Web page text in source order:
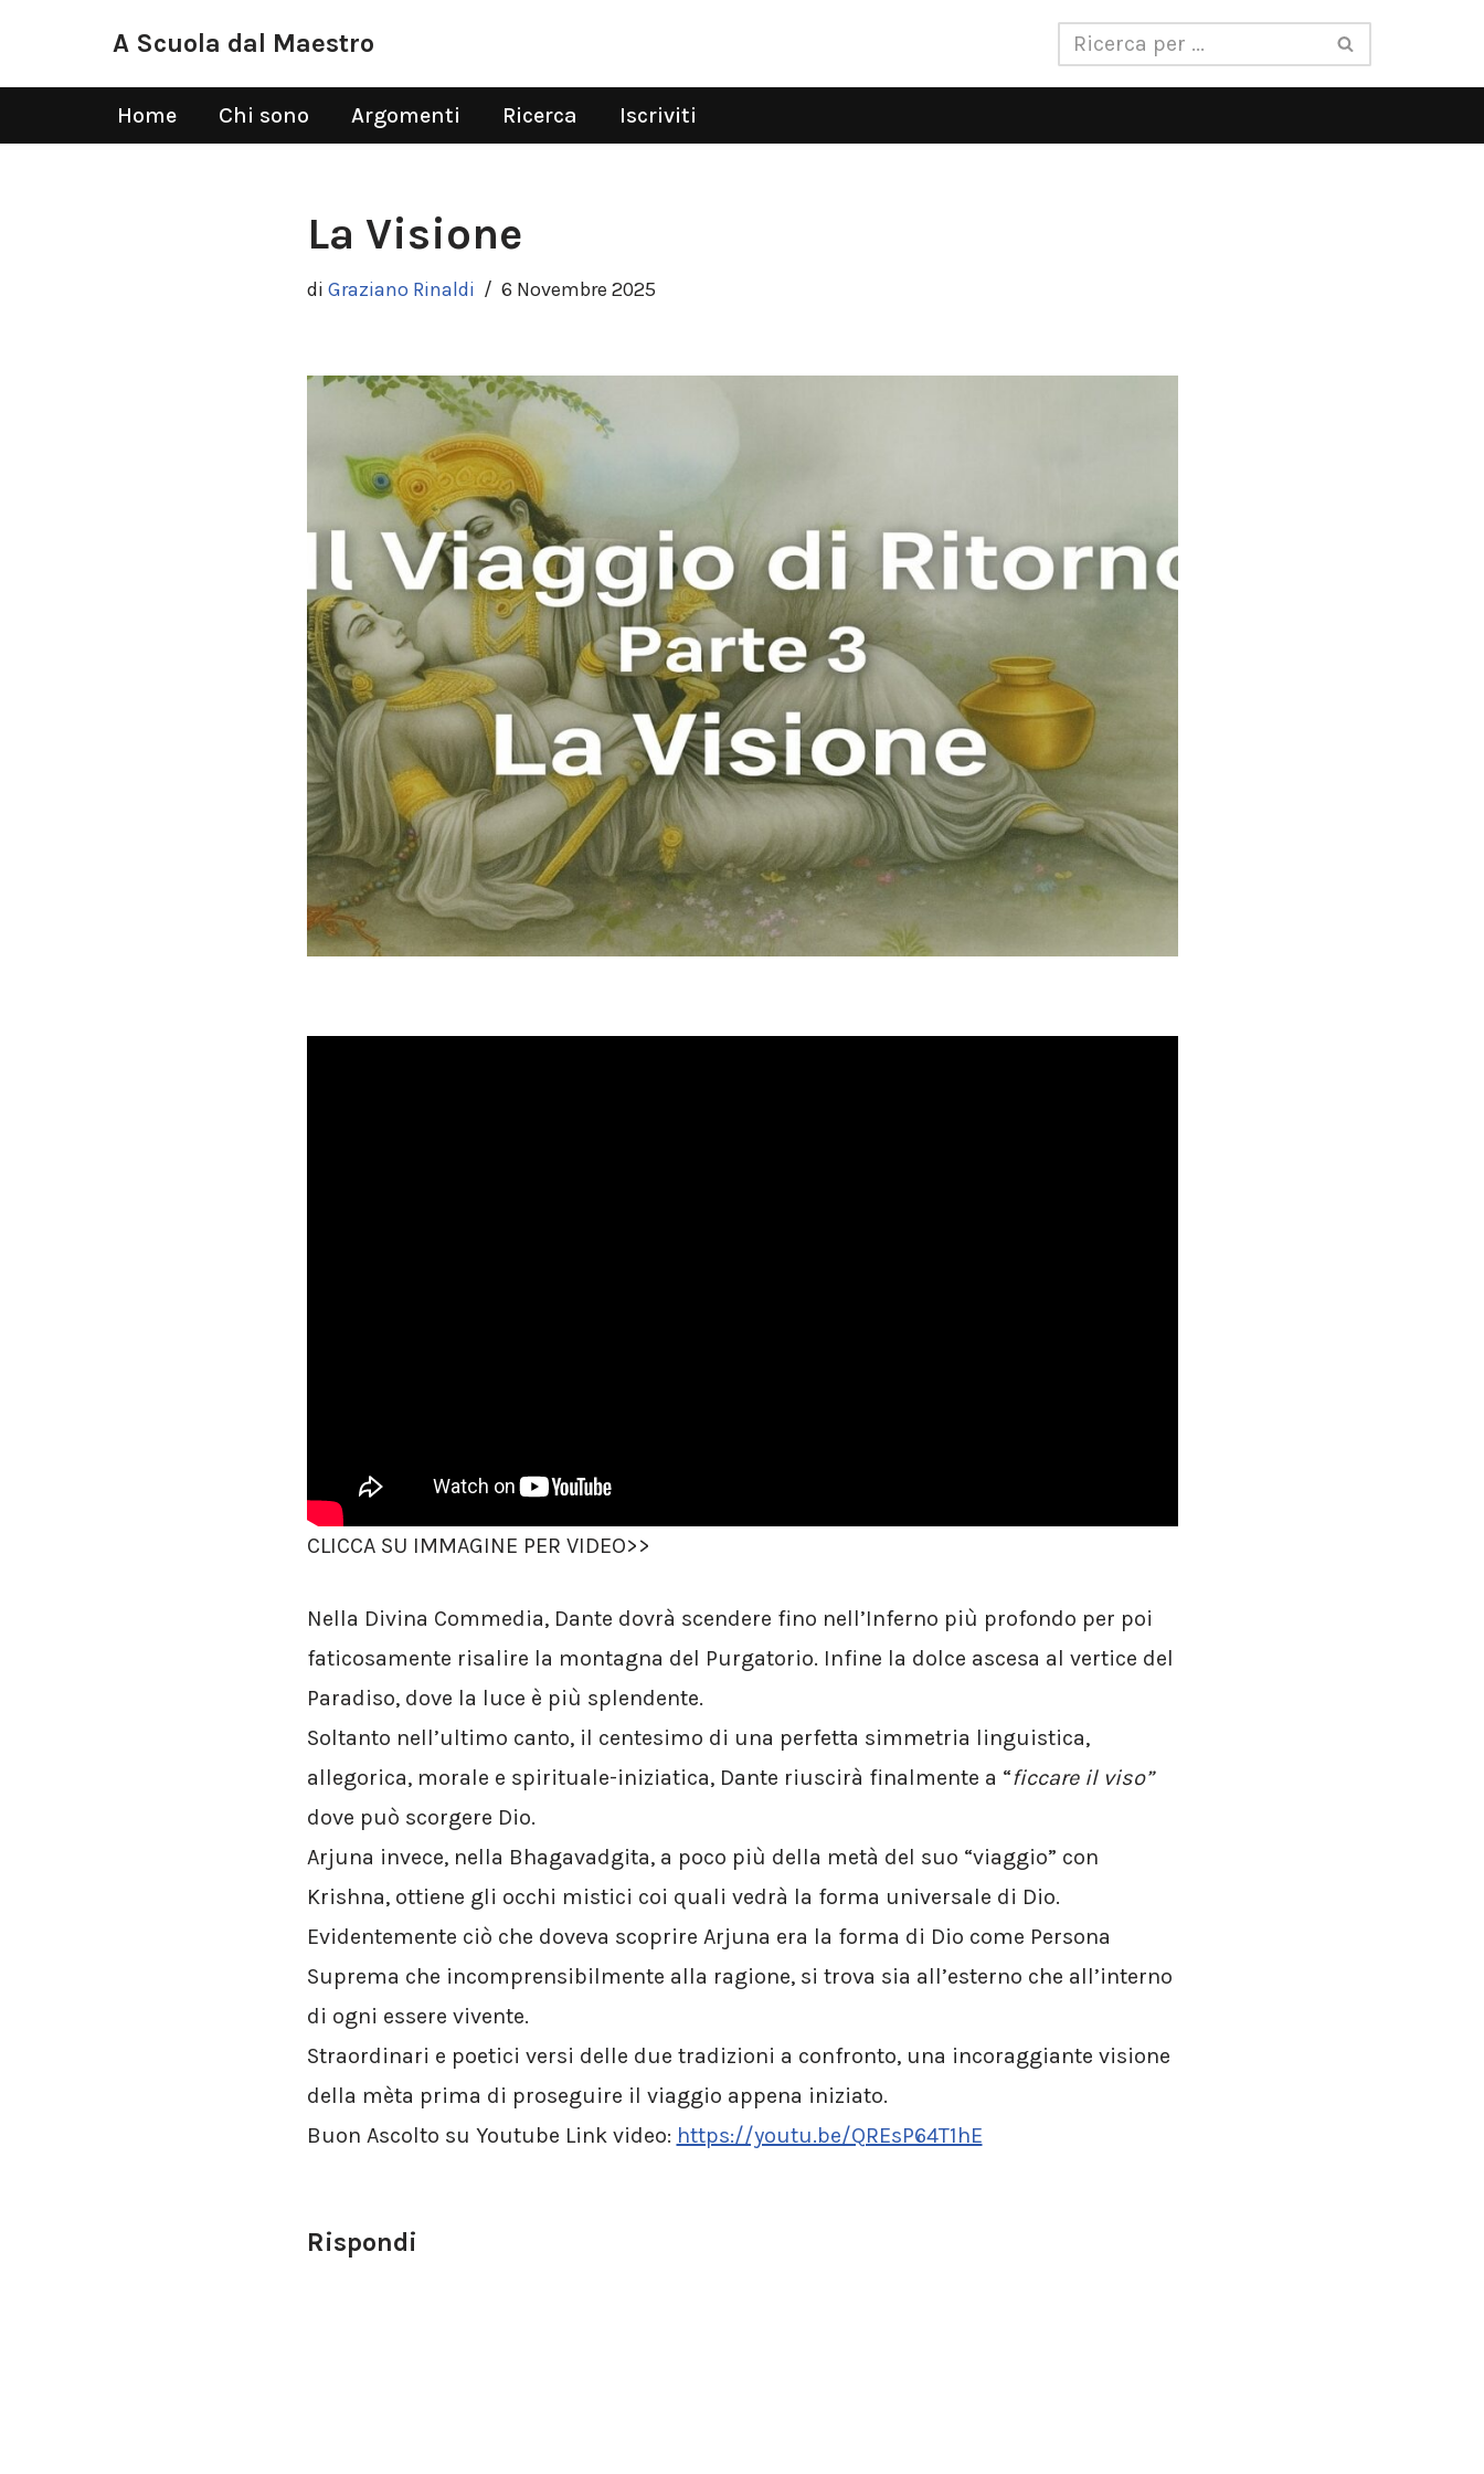
contenuto
A Scuola dal Maestro
Home Chi sono Argomenti Ricerca Iscriviti
La Visione
di Graziano Rinaldi 6 Novembre 2025
CLICCA SU IMMAGINE PER VIDEO>>
Nella Divina Commedia, Dante dovrà scendere fino nell’Inferno più profondo per poi
faticosamente risalire la montagna del Purgatorio. Infine la dolce ascesa al vertice del
Paradiso, dove la luce è più splendente.
Soltanto nell’ultimo canto, il centesimo di una perfetta simmetria linguistica,
allegorica, morale e spirituale-iniziatica, Dante riuscirà finalmente a “ficcare il viso”
dove può scorgere Dio.
Arjuna invece, nella Bhagavadgita, a poco più della metà del suo “viaggio” con
Krishna, ottiene gli occhi mistici coi quali vedrà la forma universale di Dio.
Evidentemente ciò che doveva scoprire Arjuna era la forma di Dio come Persona
Suprema che incomprensibilmente alla ragione, si trova sia all’esterno che all’interno
di ogni essere vivente.
Straordinari e poetici versi delle due tradizioni a confronto, una incoraggiante visione
della mèta prima di proseguire il viaggio appena iniziato.
Buon Ascolto su Youtube Link video: https://youtu.be/QREsP64T1hE
Rispondi